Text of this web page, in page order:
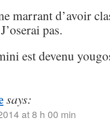
marrant d’avoir
pas.
est devenu
says:
at 8 h 00 min